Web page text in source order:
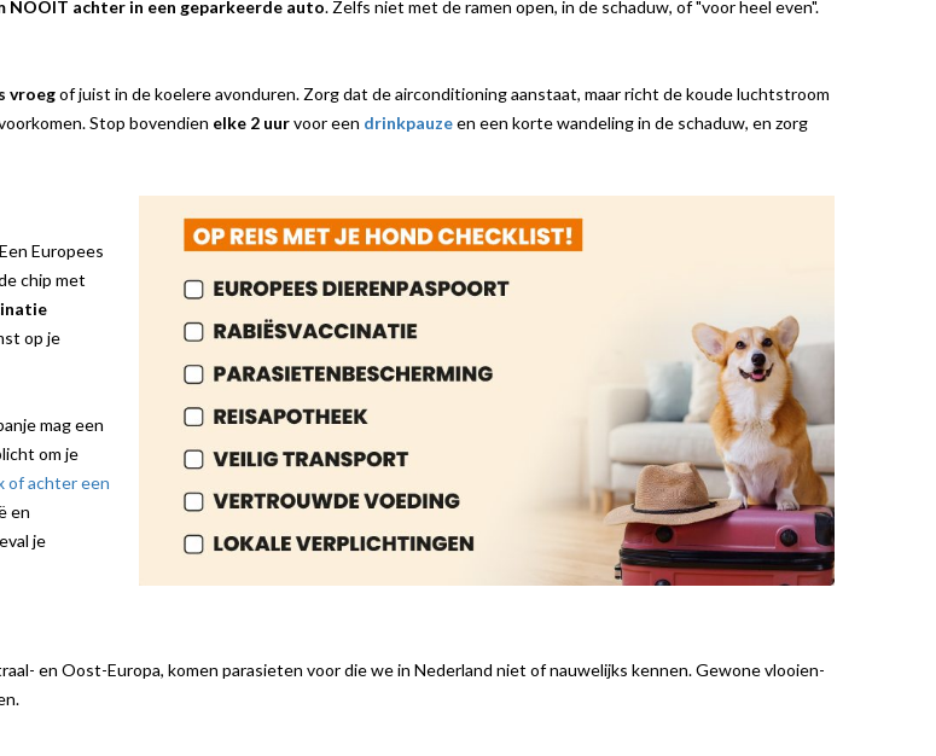
NOOIT achter in een geparkeerde auto. Zelfs niet met de ramen open, in de schaduw, of "voor heel even".
vroegof juist in de koelere avonduren. Zorg dat de airconditioning aanstaat, maar richt de koude luchtstroom
Stop bovendien elke 2 uurvoor een drinkpauzeen een korte wandeling in de schaduw, en zorg
Europees
chip met
op je
mag een
om je
of achter een
en
je
en Oost-Europa, komen parasieten voor die we in Nederland niet of nauwelijks kennen. Gewone vlooien-